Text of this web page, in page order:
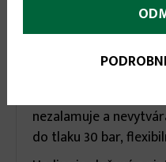
Popis(aktívna
nezalamuje a
do tlaku 30 bar,